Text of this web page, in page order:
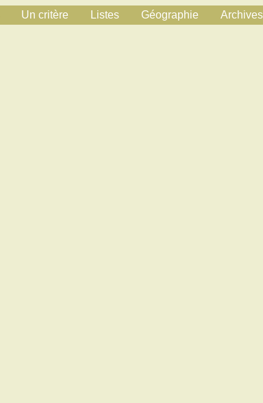
Un critère Listes Géographie Archives